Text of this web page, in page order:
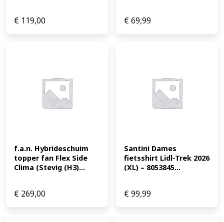
€ 119,00 €69,99
f.a.n. Hybrideschuim
topper fan Flex Side
Clima (Stevig (H3)...
€ 269,00
Santini Dames
fietsshirt Lidl-Trek 2026
(XL) – 8053845...
€99,99